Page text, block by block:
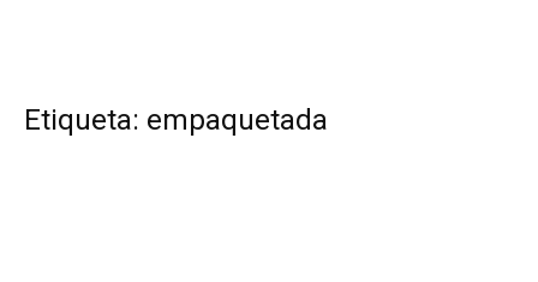
Etiqueta: empaquetada